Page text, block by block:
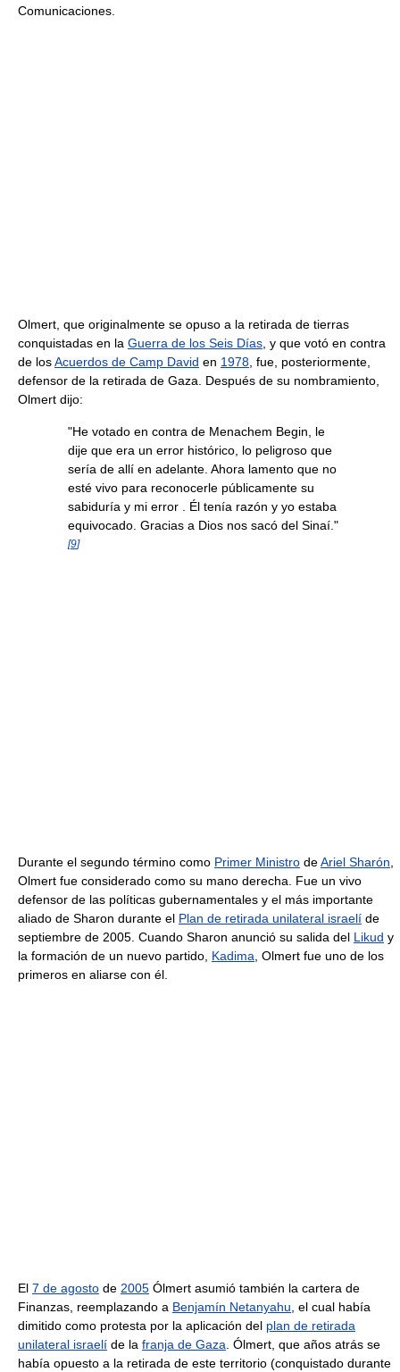
Comunicaciones.
Olmert, que originalmente se opuso a la retirada de tierras
conquistadas en la Guerra de los Seis Días , y que votó en contra
de losAcuerdos de Camp David en 1978 , fue, posteriormente,
defensor de la retirada de Gaza. Después de su nombramiento,
Olmert dijo:
"He votado en contra de Menachem Begin, le
dije que era un error histórico, lo peligroso que
sería de allí en adelante. Ahora lamento que no
esté vivo para reconocerle públicamente su
sabiduría y mi error . Él tenía razón y yo estaba
equivocado. Gracias a Dios nos sacó del Sinaí."
[9]
Durante el segundo término como Primer Ministro deAriel Sharón
Olmert fue considerado como su mano derecha. Fue un vivo
defensor de las políticas gubernamentales y el más importante
aliado de Sharon durante el Plan de retirada unilateral israelí de
septiembre de 2005. Cuando Sharon anunció su salida del Likud y
la formación de un nuevo partido, Kadima , Olmert fue uno de los
primeros en aliarse con él.
El 7 de agosto de 2005 Ólmert asumió también la cartera de
Finanzas, reemplazando a Benjamín Netanyahu , el cual había
dimitido como protesta por la aplicación del plan de retirada
unilateral israelí de la franja de Gaza . Ólmert, que años atrás se
había opuesto a la retirada de este territorio (conquistado durante